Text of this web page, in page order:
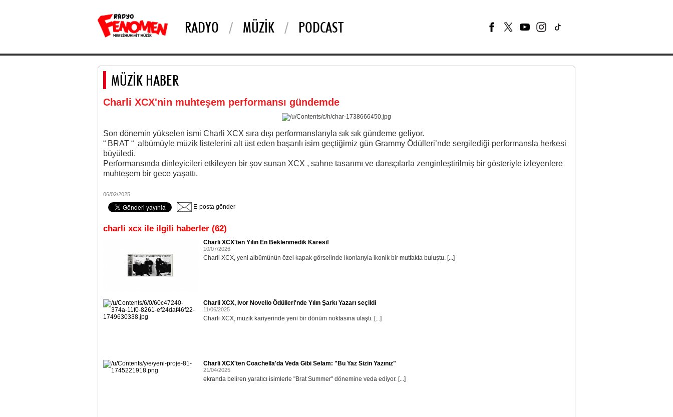
RADYO MÜZIK PODCAST
MÜZİK HABER
Charli XCX'nin muhteşem performansı gündemde
Son dönemin yükselen ismi Charli XCX sıra dışı performanslarıyla sık sık gündeme geliyor.
“ BRAT “ albümüyle müzik listelerini alt üst eden başarılı isim geçtiğimiz gün Grammy Ödülleri’nde sergilediği performansla herkesi
büyüledi.
Performansında dinleyicileri etkileyen bir şov sunan XCX , sahne tasarımı ve dansçılarla zenginleştirilmiş bir gösteriyle izleyenlere
muhteşem bir gece yaşattı.
06/02/2025
E-posta gönder
charli xcx ile ilgili haberler (62)
Charli XCX'ten Yılın En Beklenmedik Karesi!
10/07/2026
Charli XCX, yeni albümünün özel kapak görselinde ikonlarıyla ikonik bir mutfakta buluştu. [...]
Charli XCX, Ivor Novello Ödülleri'nde Yılın Şarkı Yazarı seçildi
11/06/2025
Charli XCX, müzik kariyerinde yeni bir dönüm noktasına ulaştı. [...]
Charli XCX'ten Coachella'da Veda Gibi Selam: "Bu Yaz Sizin Yazınız"
21/04/2025
ekranda beliren yaratıcı isimlerle "Brat Summer" dönemine veda ediyor. [...]